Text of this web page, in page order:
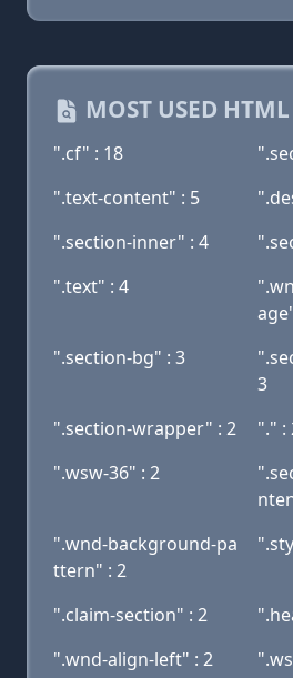
MOST USED HTML
".cf" : 18
".text-content" : 5
".section-inner" : 4
".text" : 4
".section-bg" : 3
3
".section-wrapper" : 2
"." :
".wsw-36" : 2
".wnd-background-pa
ttern" : 2
".claim-section" : 2
".wnd-align-left" : 2